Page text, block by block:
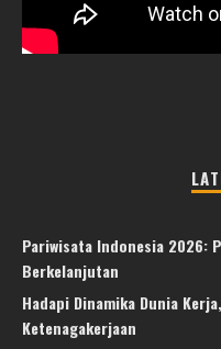
Pariwisata Indonesia 2026:
Berkelanjutan
Hadapi Dinamika Dunia
Ketenagakerjaan